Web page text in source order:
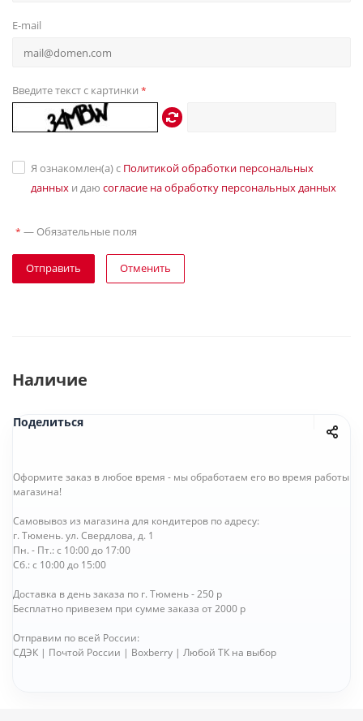
E-mail
Введите текст с картинки *
Я ознакомлен(а) с Политикой обработки персональных
данных и даю согласие на обработку персональных данных
* — Обязательные поля
Отправить Отменить
Наличие
Поделиться
Оформите заказ в любое время - мы обработаем его во время работы
магазина!
Самовывоз из магазина для кондитеров по адресу:
г. Тюмень. ул. Свердлова, д. 1
Пн. - Пт.: с 10:00 до 17:00
Сб.: с 10:00 до 15:00
Доставка в день заказа по г. Тюмень - 250 р
Бесплатно привезем при сумме заказа от 2000 р
Отправим по всей России:
СДЭК | Почтой России | Boxberry | Любой ТК на выбор